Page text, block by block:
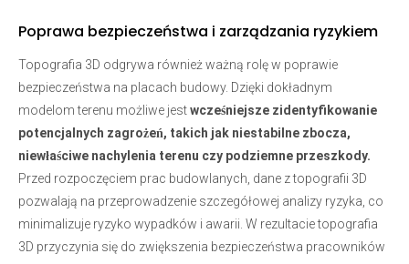
Poprawa bezpieczeństwa i zarządzania ryzykiem
Topografia 3D odgrywa również ważną rolę w poprawie
bezpieczeństwa na placach budowy. Dzięki dokładnym
modelom terenu możliwe jestwcześniejsze zidentyfikowanie
potencjalnych zagrożeń, takich jak niestabilne zbocza,
niewłaściwe nachylenia terenu czy podziemne przeszkody.
Przed rozpoczęciem prac budowlanych, dane z topografii 3D
pozwalają na przeprowadzenie szczegółowej analizy ryzyka, co
minimalizuje ryzyko wypadków i awarii. W rezultacie topografia
3D przyczynia się do zwiększenia bezpieczeństwa pracowników